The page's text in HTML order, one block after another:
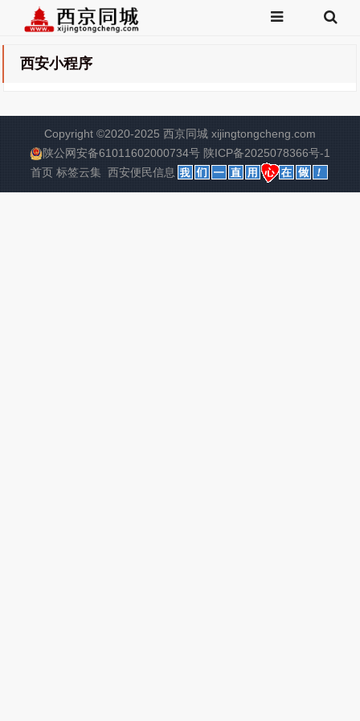
西安小程序
Copyright©2020-2025 西京同城 xijingtongcheng.com
陕公网安备61011602000734号 陕ICP备2025078366号-1
首页 标签云集 西安便民信息